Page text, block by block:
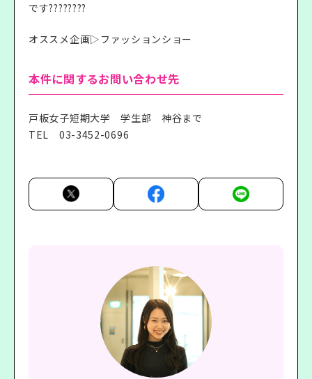
です????????
オススメ企画▷ファッションショー
本件に関するお問い合わせ先
戸板女子短期大学 学生部 神谷まで
TEL 03-3452-0696